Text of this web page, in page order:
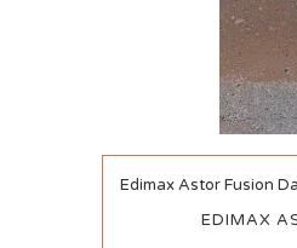
Edimax Astor Fusion
EDIMAX